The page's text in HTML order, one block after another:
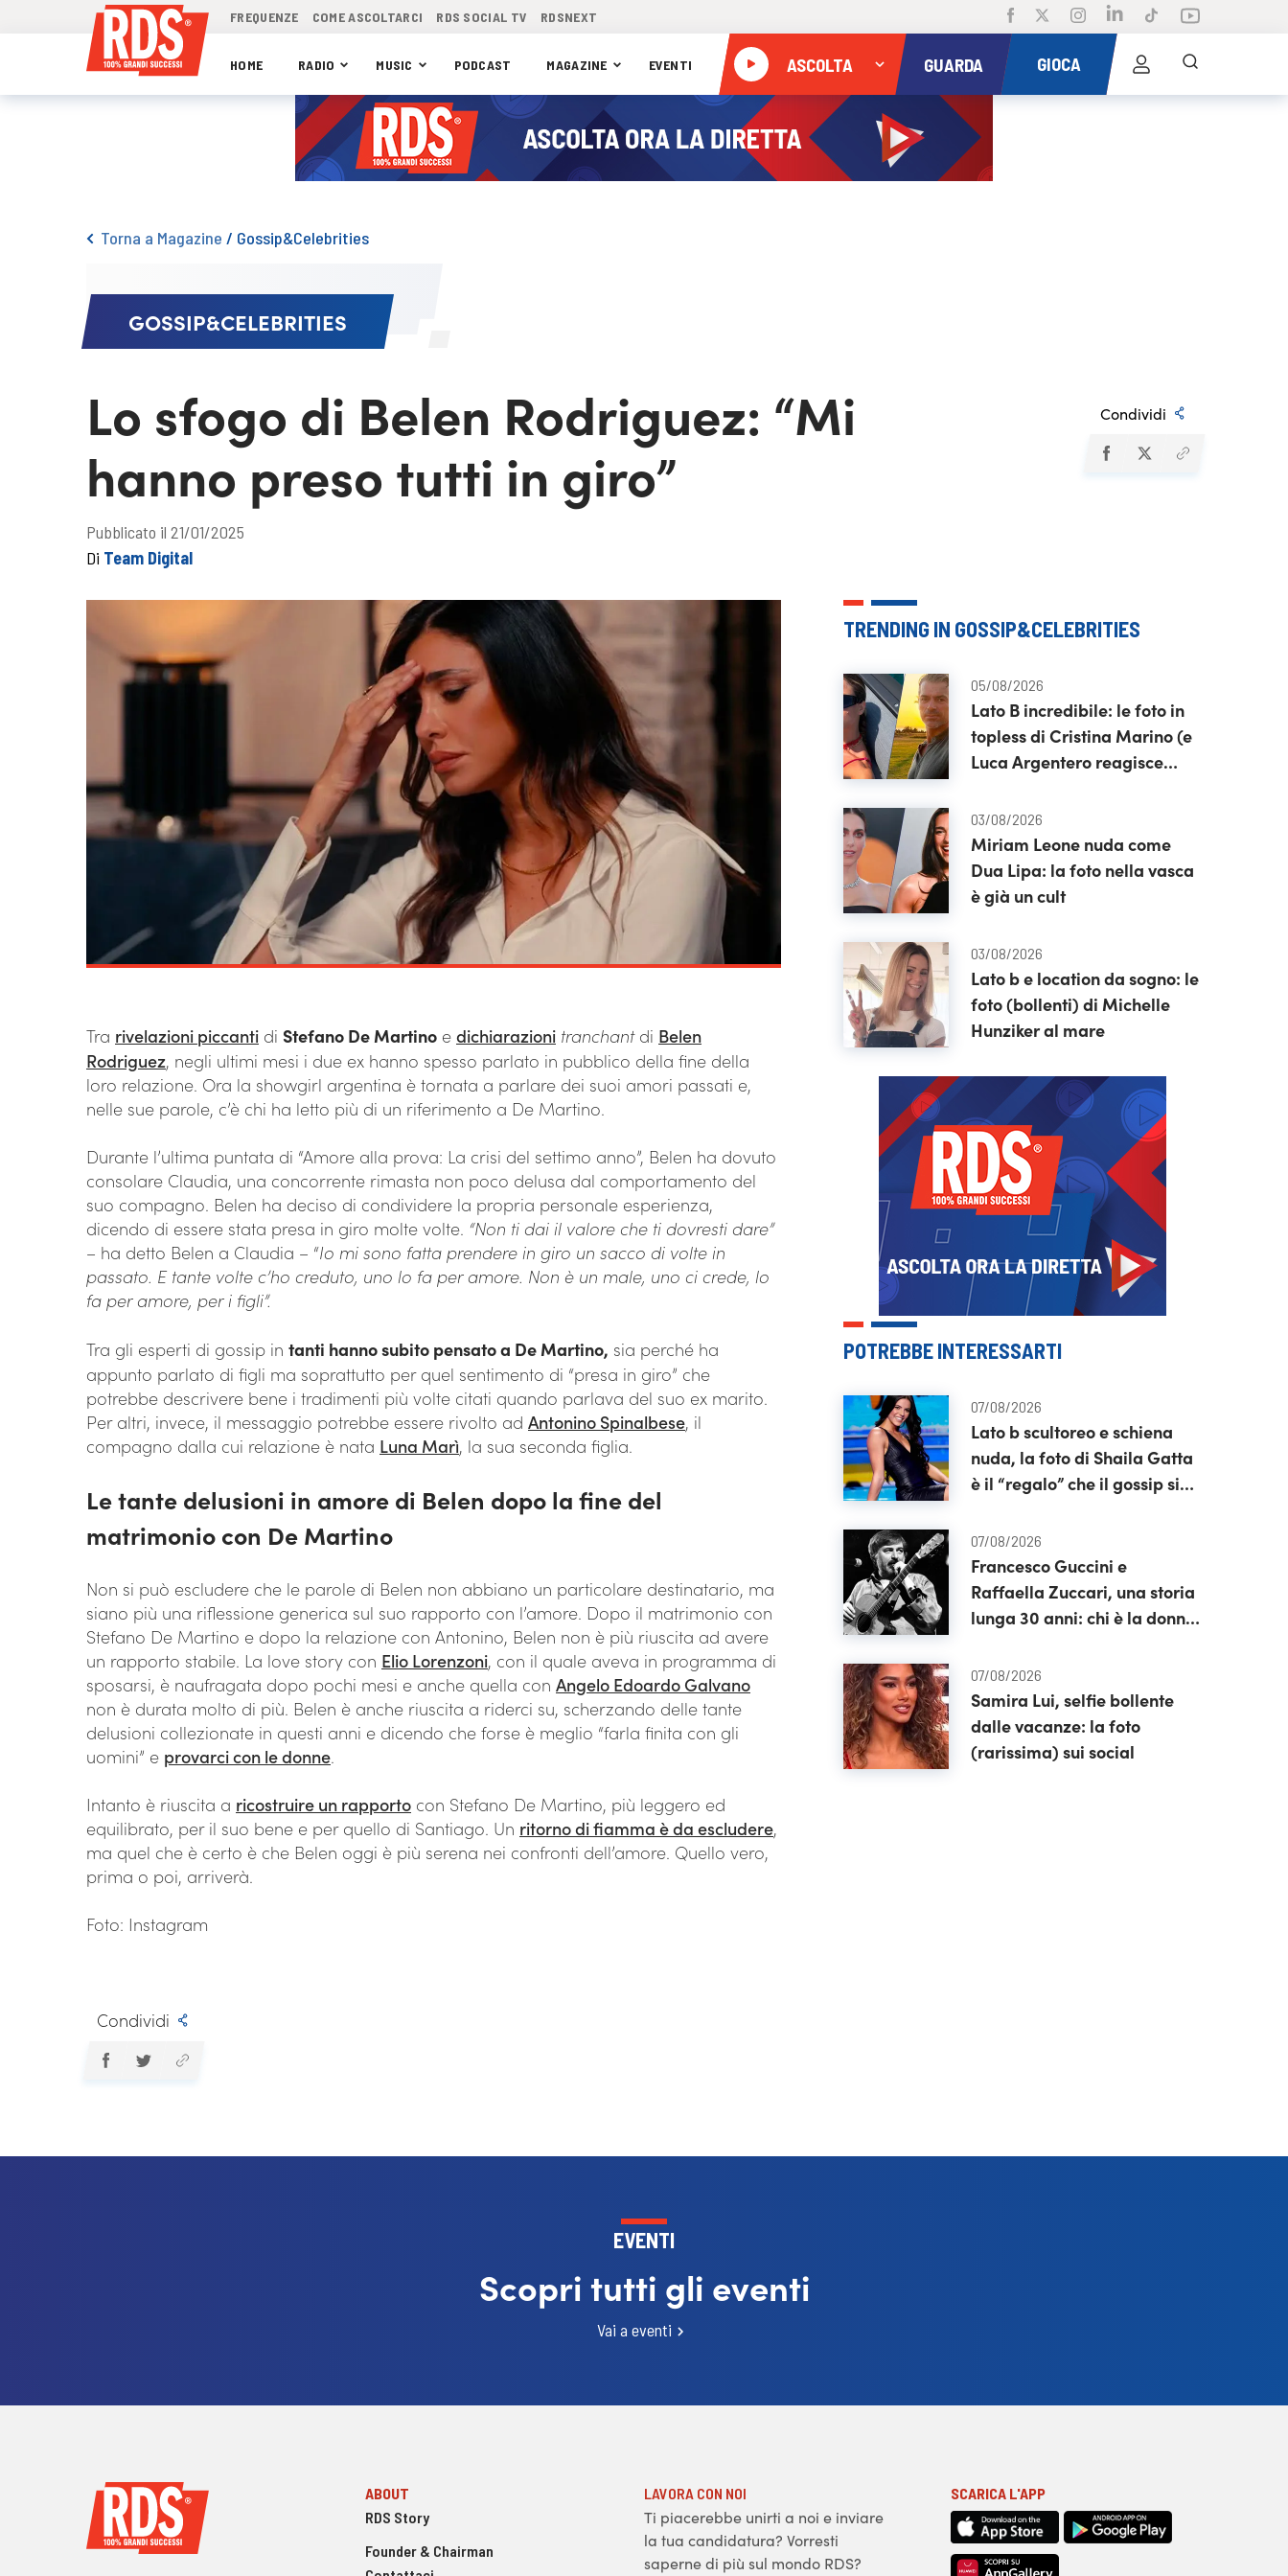
FREQUENZE COME ASCOLTARCI RDS SOCIAL TV RDSNEXT
HOME RADIO MUSIC PODCAST MAGAZINE EVENTI ASCOLTA GUARDA GIOCA
Torna a Magazine / Gossip&Celebrities
GOSSIP&CELEBRITIES
Lo sfogo di Belen Rodriguez: “Mi
hanno preso tutti in giro”
Condividi
Pubblicato il 21/01/2025
Di Team Digital
Tra rivelazioni piccanti di Stefano De Martino e dichiarazioni tranchantdi Belen
Rodriguez, negli ultimi mesi i due ex hanno spesso parlato in pubblico della fine della
loro relazione. Ora la showgirl argentina è tornata a parlare dei suoi amori passati e,
nelle sue parole, c’è chi ha letto più di un riferimento a De Martino.
Durante l’ultima puntata di “Amore alla prova: La crisi del settimo anno”, Belen ha dovuto
consolare Claudia, una concorrente rimasta non poco delusa dal comportamento del
suo compagno. Belen ha deciso di condividere la propria personale esperienza,
dicendo di essere stata presa in giro molte volte. “Non ti dai il valore che ti dovresti dare”
– ha detto Belen a Claudia – “Io mi sono fatta prendere in giro un sacco di volte in
passato. E tante volte c’ho creduto, uno lo fa per amore. Non è un male, uno ci crede, lo
fa per amore, per i figli”.
Tra gli esperti di gossip in tanti hanno subito pensato a De Martino, sia perché ha
appunto parlato di figli ma soprattutto per quel sentimento di “presa in giro” che
potrebbe descrivere bene i tradimenti più volte citati quando parlava del suo ex marito.
Per altri, invece, il messaggio potrebbe essere rivolto ad Antonino Spinalbese, il
compagno dalla cui relazione è nata Luna Marì, la sua seconda figlia.
Le tante delusioni in amore di Belen dopo la fine del
matrimonio con De Martino
Non si può escludere che le parole di Belen non abbiano un particolare destinatario, ma
siano più una riflessione generica sul suo rapporto con l’amore. Dopo il matrimonio con
Stefano De Martino e dopo la relazione con Antonino, Belen non è più riuscita ad avere
un rapporto stabile. La love story con Elio Lorenzoni, con il quale aveva in programma di
sposarsi, è naufragata dopo pochi mesi e anche quella con Angelo Edoardo Galvano
non è durata molto di più. Belen è anche riuscita a riderci su, scherzando delle tante
delusioni collezionate in questi anni e dicendo che forse è meglio “farla finita con gli
uomini” e provarci con le donne.
Intanto è riuscita a ricostruire un rapporto con Stefano De Martino, più leggero ed
equilibrato, per il suo bene e per quello di Santiago. Un ritorno di fiamma è da escludere,
ma quel che è certo è che Belen oggi è più serena nei confronti dell’amore. Quello vero,
prima o poi, arriverà.
Foto: Instagram
Condividi
TRENDING IN GOSSIP&CELEBRITIES
05/08/2026
Lato B incredibile: le foto in
topless di Cristina Marino (e
Luca Argentero reagisce
03/08/2026
Miriam Leone nuda come
Dua Lipa: la foto nella vasca
è già un cult
03/08/2026
Lato b e location da sogno: le
foto (bollenti) di Michelle
Hunziker al mare
POTREBBE INTERESSARTI
07/08/2026
Lato b scultoreo e schiena
nuda, la foto di Shaila Gatta
è il “regalo” che il gossip si
07/08/2026
Francesco Guccini e
Raffaella Zuccari, una storia
lunga 30 anni: chi è la donna
alla fine
07/08/2026
Samira Lui, selfie bollente
dalle vacanze: la foto
(rarissima) sui social
EVENTI
Scopri tutti gli eventi
Vai a eventi
ABOUT
RDS Story
Founder & Chairman
LAVORA CON NOI
Ti piacerebbe unirti a noi e inviare
la tua candidatura? Vorresti
saperne di più sul mondo RDS?
SCARICA L'APP